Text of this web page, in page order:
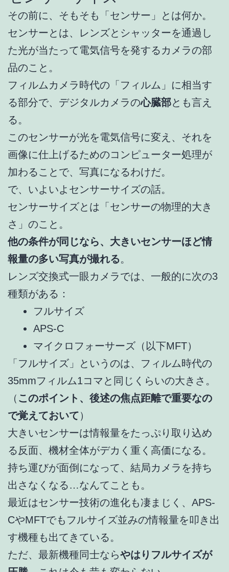
その前に、そもそも「センサー」とは何か。
センサーとは、レンズとシャッターを通過し
た光が当たって電気信号を発するカメラの部
品のこと。
フィルムカメラ時代の「フィルム」に相当す
る部分で、デジタルカメラの心臓部とも言え
る。
このセンサーが光を電気信号に変え、それを
画像に仕上げるためのコンピューター処理が
加わることで、写真になるわけだ。
で、いよいよセンサーサイズの話。
センサーサイズとは「センサーの物理的大き
さ」のこと。
他の条件が同じなら、大きいセンサーほど情
報量の多い写真が撮れる。
レンズ交換式一眼カメラでは、一般的に次の3
種類がある：
フルサイズ
APS-C
マイクロフォーサーズ（以下MFT）
「フルサイズ」というのは、フィルム時代の
35mmフィルム1コマと同じくらいの大きさ。
（ このポイント、後述の焦点距離で重要なの
で覚えておいて）
大きいセンサーは情報量をたっぷり取り込め
る反面、機材全体がデカく重く高価になる。
持ち運びが面倒になって、結局カメラを持ち
出さなくなる…なんてことも。
最近はセンサー技術の進化も凄まじく、APS-
CやMFTでもフルサイズ並みの情報量を叩き出
す機種も出てきている。
ただ、最新機種同士ならやはりフルサイズが